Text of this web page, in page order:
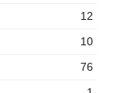
12
10
76